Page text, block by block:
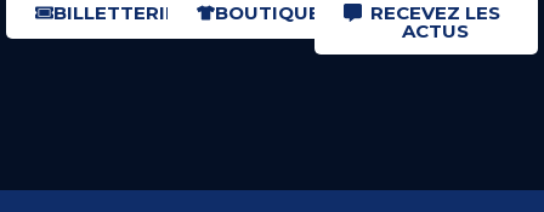
BILLETTERIE BOUTIQUE RECEVEZ LES
ACTUS